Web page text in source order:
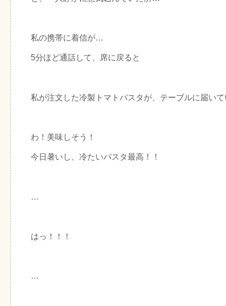
私の携帯に着信が…
5分ほど通話して、席に戻ると
私が注文した冷製トマトパスタが、テーブルに届い
わ！美味しそう！
今日暑いし、冷たいパスタ最高！！
…
はっ！！！
…